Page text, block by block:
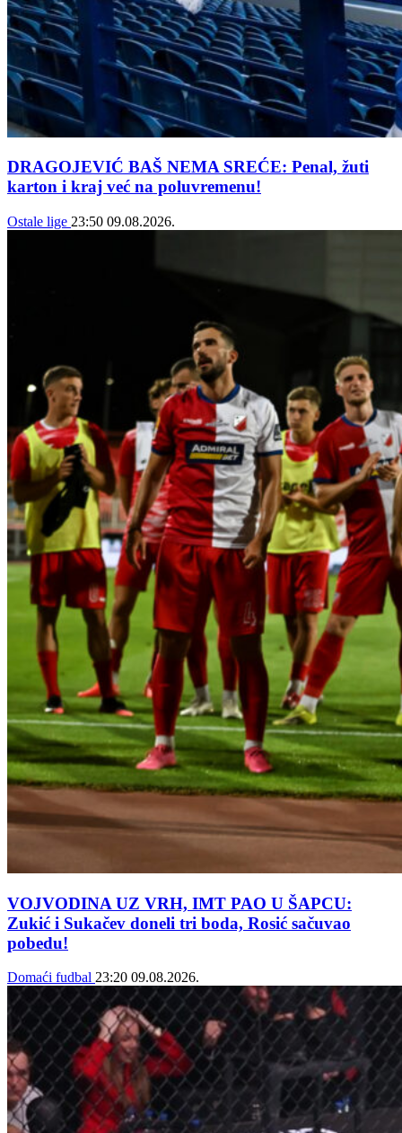
DRAGOJEVIĆ BAŠ NEMA SREĆE: Penal, žuti
karton i kraj već na poluvremenu!
Ostale lige 23:50 09.08.2026.
VOJVODINA UZ VRH, IMT PAO U ŠAPCU:
Zukić i Sukačev doneli tri boda, Rosić sačuvao
pobedu!
Domaći fudbal 23:20 09.08.2026.